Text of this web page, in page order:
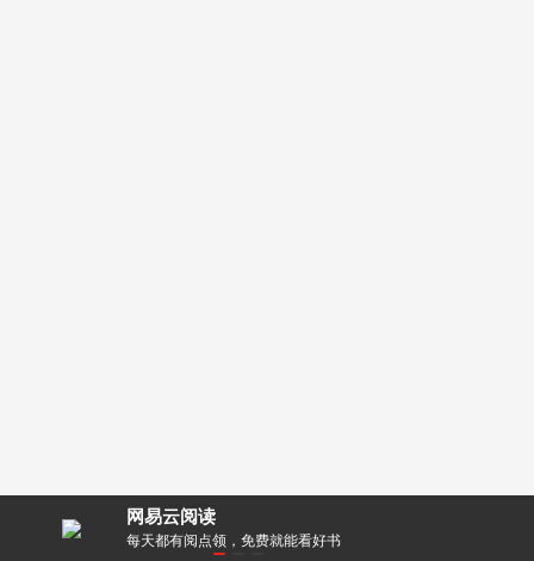
网易云阅读
每天都有阅点领，免费就能看好书